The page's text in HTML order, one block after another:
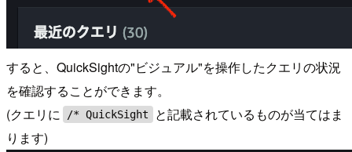
すると、QuickSightの"ビジュアル"を操作したクエリの状況
を確認することができます。
(クエリに
/* QuickSight
と記載されているものが当てはま
ります)